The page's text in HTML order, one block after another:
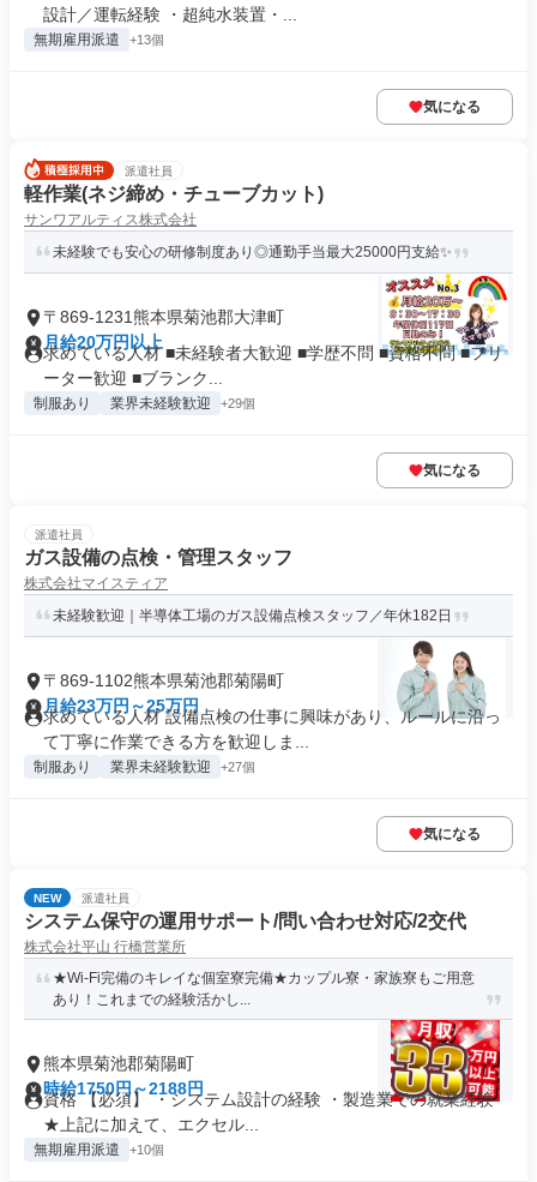
設計／運転経験 ・超純水装置・...
無期雇用派遣 +13個
気になる
派遣社員
軽作業(ネジ締め・チューブカット)
サンワアルティス株式会社
未経験でも安心の研修制度あり◎通勤手当最大25000円支給✨
〒869-1231熊本県菊池郡大津町
月給20万円以上
求めている人材 ■未経験者大歓迎 ■学歴不問 ■資格不問 ■フリ
ーター歓迎 ■ブランク...
制服あり 業界未経験歓迎 +29個
気になる
派遣社員
ガス設備の点検・管理スタッフ
株式会社マイスティア
未経験歓迎｜半導体工場のガス設備点検スタッフ／年休182日
〒869-1102熊本県菊池郡菊陽町
月給23万円～25万円
求めている人材 設備点検の仕事に興味があり、ルールに沿っ
て丁寧に作業できる方を歓迎しま...
制服あり 業界未経験歓迎 +27個
気になる
NEW 派遣社員
システム保守の運用サポート/問い合わせ対応/2交代
株式会社平山 行橋営業所
★Wi-Fi完備のキレイな個室寮完備★カップル寮・家族寮もご用意
あり！これまでの経験活かし...
熊本県菊池郡菊陽町
時給1750円～2188円
資格 【必須】 ・システム設計の経験 ・製造業での就業経験
★上記に加えて、エクセル...
無期雇用派遣 +10個